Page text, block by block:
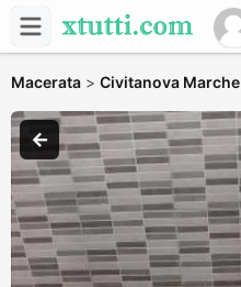
Macerata > Civitanova Marche